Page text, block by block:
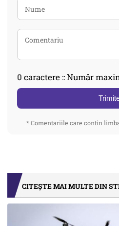
0 caractere :: Număr
* Comentariile care contin
CITEȘTE MAI MULTE DIN